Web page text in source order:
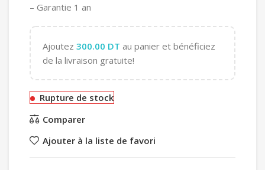
– Garantie 1 an
Ajoutez 300.00 DT au panier et bénéficiez
de la livraison gratuite!
Rupture de stock
Comparer
Ajouter à la liste de favori